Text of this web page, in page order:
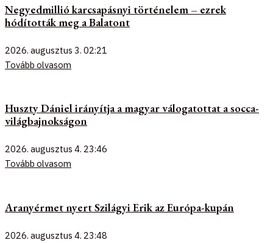
Negyedmillió karcsapásnyi történelem – ezrek
hódították meg a Balatont
2026. augusztus 3. 02:21
Tovább olvasom
Huszty Dániel irányítja a magyar válogatottat a socca-
világbajnokságon
2026. augusztus 4. 23:46
Tovább olvasom
Aranyérmet nyert Szilágyi Erik az Európa-kupán
2026. augusztus 4. 23:48